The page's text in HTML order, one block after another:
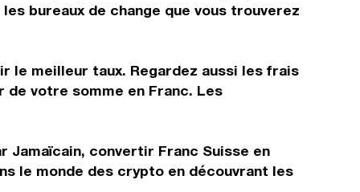
bureaux de change que vous trouverez
le meilleur taux. Regardez aussi les frais
votre somme en Franc. Les
Jamaïcain, convertir Franc Suisse en
le monde des crypto en découvrant les